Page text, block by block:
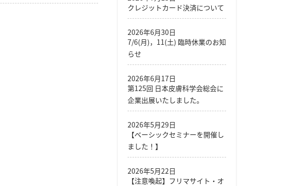
クレジットカード決済について
7/6(月)，11(土) 臨時休業のお知
らせ
2026年6月30日
第125回 日本皮膚科学会総会に
企業出展いたしました。
2026年6月17日
【ベーシックセミナーを開催し
ました！】
2026年5月29日
【注意喚起】フリマサイト・オ
2026年5月22日